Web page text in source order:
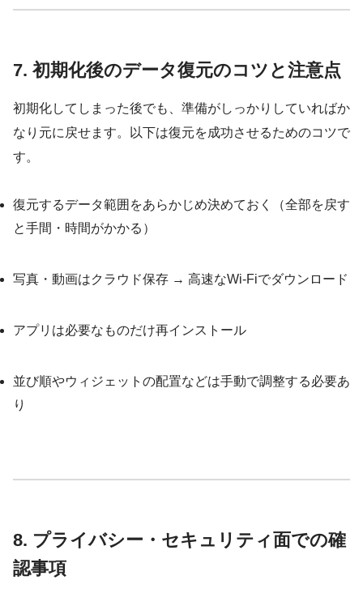
7. 初期化後のデータ復元のコツと注意点
初期化してしまった後でも、準備がしっかりしていればか
なり元に戻せます。以下は復元を成功させるためのコツで
す。
復元するデータ範囲をあらかじめ決めておく（全部を戻す
と手間・時間がかかる）
写真・動画はクラウド保存 → 高速なWi-Fiでダウンロード
アプリは必要なものだけ再インストール
並び順やウィジェットの配置などは手動で調整する必要あ
り
8. プライバシー・セキュリティ面での確
認事項